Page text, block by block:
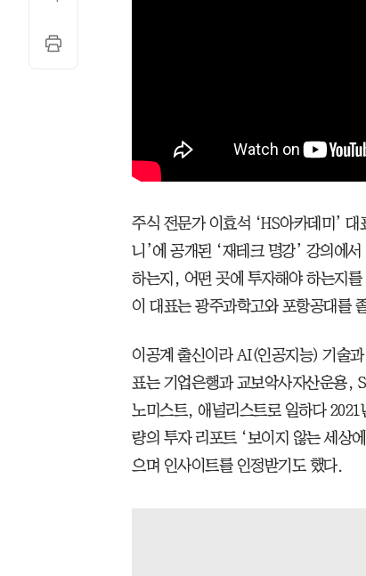
주식 전문가 이효석 ‘HS아카데미’
니’에 공개된 ‘재테크 명강’ 강의에
하는지, 어떤 곳에 투자해야 하는지
이 대표는 광주과학고와 포항공대를
이공계 출신이라 AI(인공지능) 기술
표는 기업은행과 교보악사자산운용,
노미스트, 애널리스트로 일하다
량의 투자 리포트 ‘보이지 않는 세상
으며 인사이트를 인정받기도 했다.